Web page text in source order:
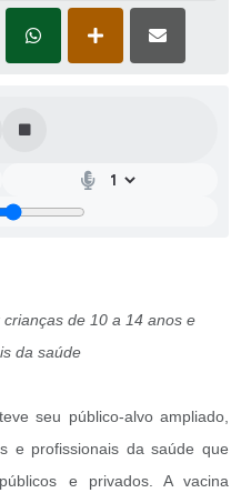
de 10 a 14 anos e
da saúde
seu público-alvo ampliado,
e profissionais da saúde que
e privados. A vacina